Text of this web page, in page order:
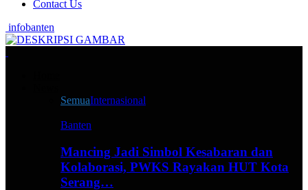
Contact Us
infobanten
SemuaInternasional
Banten
Mancing Jadi Simbol Kesabaran dan
Kolaborasi, PWKS Rayakan HUT Kota
Serang…